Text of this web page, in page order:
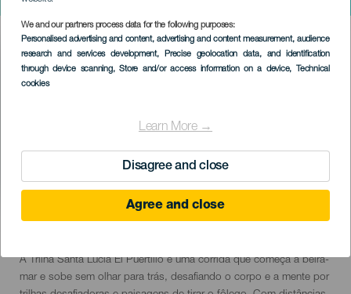
We and our partners process data for the following purposes:
Personalised advertising and content, advertising and content measurement, audience
research and services development, Precise geolocation data, and identification
through device scanning, Store and/or access information on a device, Technical
cookies
Learn More →
Disagree and close
Agree and close
Puertillo
Imagen
Listado
November 2026
Descripción
del
A Trilha Santa Lucía El Puertillo é uma corrida que começa à beira-
mar e sobe sem olhar para trás, desafiando o corpo e a mente por